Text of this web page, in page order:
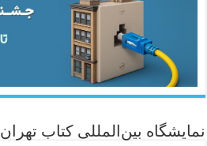
نمایشگاه بین‌المللی کتاب تهران